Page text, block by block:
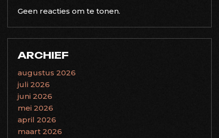
Geen reacties om te tonen.
ARCHIEF
augustus 2026
juli 2026
juni 2026
mei 2026
april 2026
maart 2026